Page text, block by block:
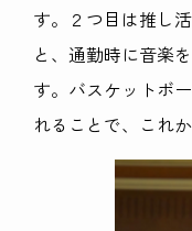
す。２つ目は推し
と、通勤時に音楽
す。バスケットボ
れることで、これ